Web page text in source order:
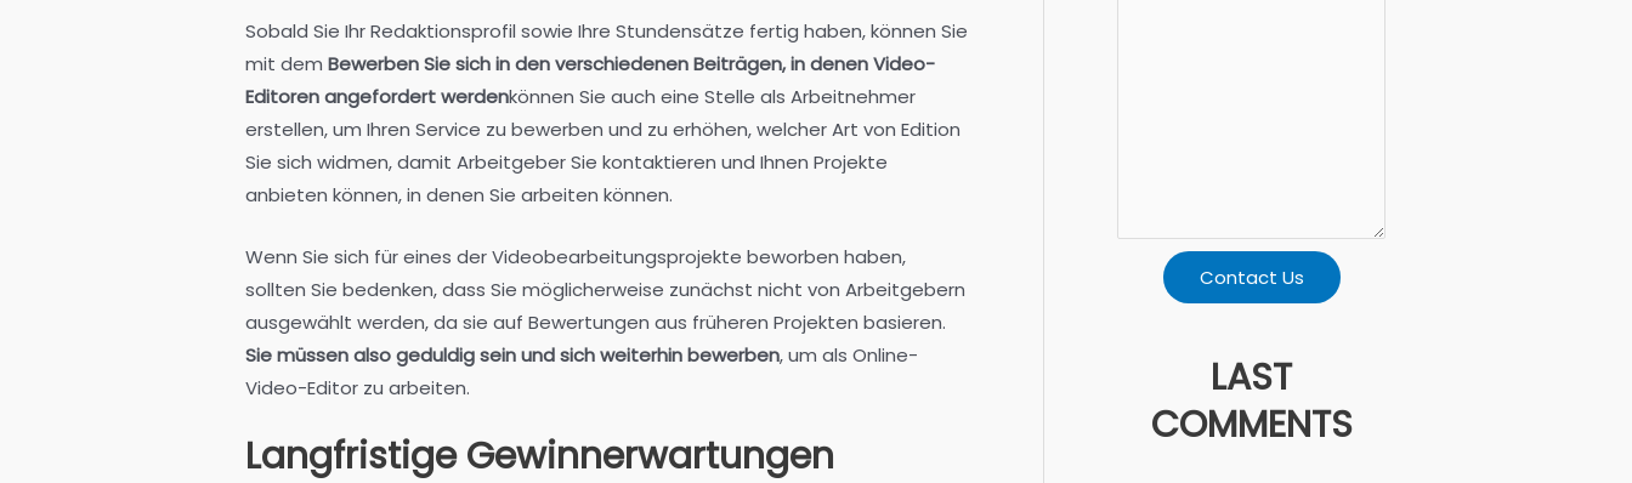
Sobald Sie Ihr Redaktionsprofil sowie Ihre Stundensätze fertig haben, können Sie
mit dem Bewerben Sie sich in den verschiedenen Beiträgen, in denen Video-
Editoren angefordert werdenkönnen Sie auch eine Stelle als Arbeitnehmer
erstellen, um Ihren Service zu bewerben und zu erhöhen, welcher Art von Edition
Sie sich widmen, damit Arbeitgeber Sie kontaktieren und Ihnen Projekte
anbieten können, in denen Sie arbeiten können.
Wenn Sie sich für eines der Videobearbeitungsprojekte beworben haben,
sollten Sie bedenken, dass Sie möglicherweise zunächst nicht von Arbeitgebern
ausgewählt werden, da sie auf Bewertungen aus früheren Projekten basieren.
Sie müssen also geduldig sein und sich weiterhin bewerben, um als Online-
Video-Editor zu arbeiten.
Langfristige Gewinnerwartungen
Contact Us
LAST
COMMENTS